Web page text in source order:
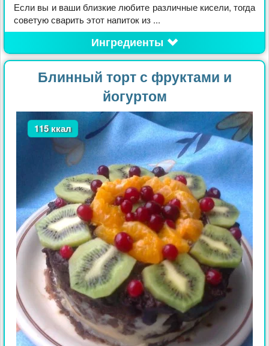
Если вы и ваши близкие любите различные кисели, тогда
советую сварить этот напиток из ...
Ингредиенты
Блинный торт с фруктами и
йогуртом
115 ккал